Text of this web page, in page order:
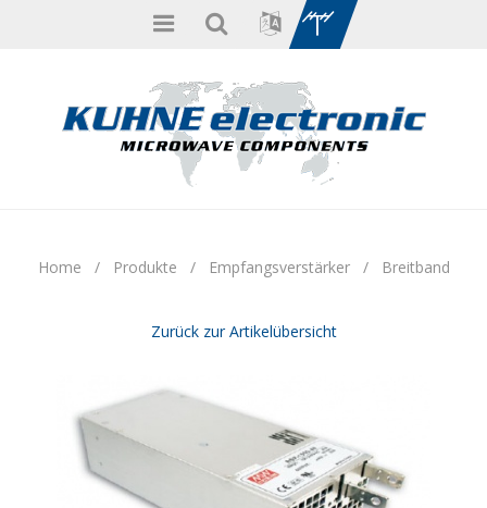
Home / Produkte / Empfangsverstärker / Breitband
Zurück zur Artikelübersicht